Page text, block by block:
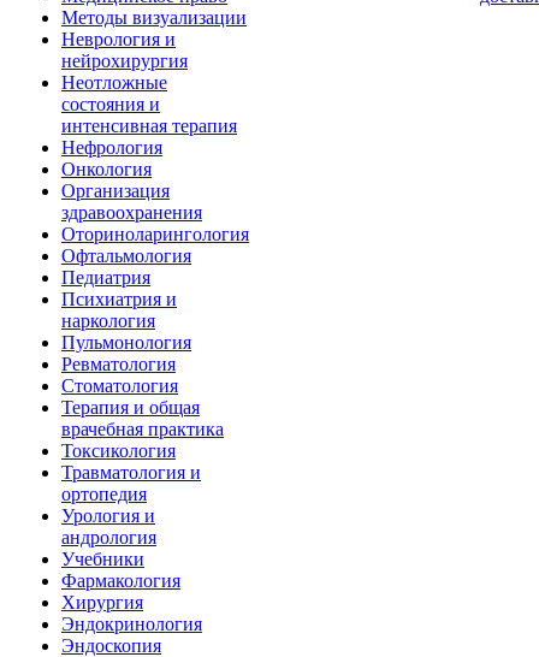
Методы визуализации
Неврология и
нейрохирургия
Неотложные
состояния и
интенсивная терапия
Нефрология
Онкология
Организация
здравоохранения
Оториноларингология
Офтальмология
Педиатрия
Психиатрия и
наркология
Пульмонология
Ревматология
Стоматология
Терапия и общая
врачебная практика
Токсикология
Травматология и
ортопедия
Урология и
андрология
Учебники
Фармакология
Хирургия
Эндокринология
Эндоскопия